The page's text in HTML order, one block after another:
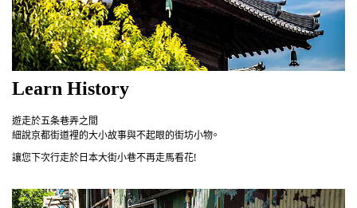
Learn History
遊走於五条巷弄之間
細說京都街道裡的大小故事與不起眼的街坊小物。
讓您下次行走於日本大街小巷不再走馬看花!